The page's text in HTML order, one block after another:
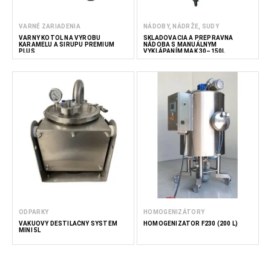
VARNÉ ZARIADENIA
VARNÝ KOTOL NA VÝROBU
KARAMELU A SIRUPU PREMIUM
PLUS
NÁDOBY, NÁDRŽE, SUDY
SKLADOVACIA A PREPRAVNÁ
NÁDOBA S MANUÁLNYM
VYKLÁPANÍM MAK 30–150L
ODPARKY
VÁKUOVÝ DESTILAČNÝ SYSTÉM
MINI 5L
HOMOGENIZÁTORY
HOMOGENIZÁTOR F230 (200 L)